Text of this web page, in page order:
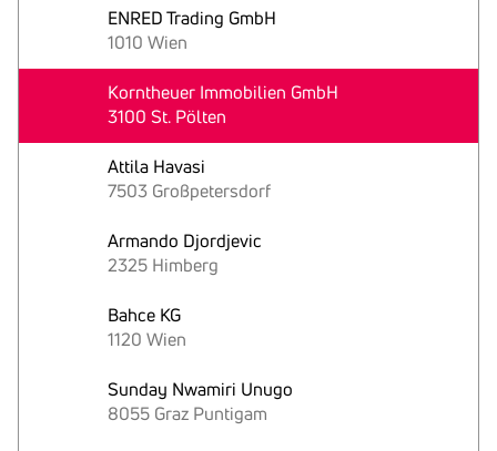
ENRED Trading GmbH
1010 Wien
Korntheuer Immobilien GmbH
3100 St. Pölten
Attila Havasi
7503 Großpetersdorf
Armando Djordjevic
2325 Himberg
Bahce KG
1120 Wien
Sunday Nwamiri Unugo
8055 Graz Puntigam